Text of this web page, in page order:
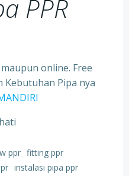
PPR
online. Free
Pipa nya
ppr fitting ppr
instalasi pipa ppr